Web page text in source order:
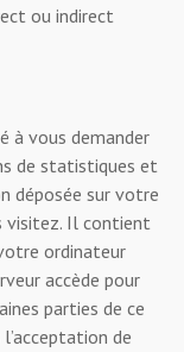
ou indirect
à vous demander
de statistiques et
déposée sur votre
visitez. Il contient
ordinateur
accède pour
parties de ce
de